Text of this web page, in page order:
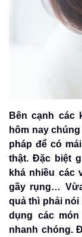
Bên cạnh các
hôm nay
pháp để có
thật. Đặc biệt
khá nhiều các
gãy rụng…
quả thì phải
dụng các
nhanh chóng.